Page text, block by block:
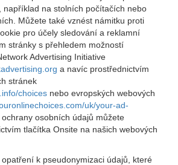
například na stolních počítačích nebo
Můžete také vznést námitku proti
pro účely sledování a reklamní
stránky s přehledem možností
Advertising Initiative
a navíc prostřednictvím
stránek
choices nebo evropských webových
uk/your-ad-
ochrany osobních údajů můžete
tlačítka Onsite na našich webových
k pseudonymizaci údajů, které